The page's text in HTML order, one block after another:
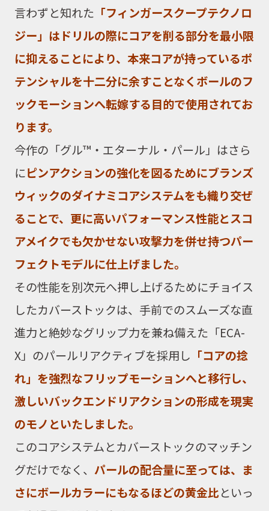
言わずと知れた 「フィンガースクープテクノロ
ジー」はドリルの際にコアを削る部分を最小限
に抑えることにより、本来コアが持っているポ
テンシャルを十二分に余すことなくボールのフ
ックモーションへ転嫁する目的で使用されてお
ります。
今作の「グル™・エターナル・パール」はさら
にピンアクションの強化を図るためにブランズ
ウィックのダイナミコアシステムをも織り交ぜ
ることで、更に高いパフォーマンス性能とスコ
アメイクでも欠かせない攻撃力を併せ持つパー
フェクトモデルに仕上げました。
その性能を別次元へ押し上げるためにチョイス
したカバーストックは、手前でのスムーズな直
進力と絶妙なグリップ力を兼ね備えた「ECA-
X」のパールリアクティブを採用し 「コアの捻
れ」を強烈なフリップモーションへと移行し、
激しいバックエンドリアクションの形成を現実
のモノといたしました。
このコアシステムとカバーストックのマッチン
グだけでなく、 パールの配合量に至っては、ま
さにボールカラーにもなるほどの黄金比といっ